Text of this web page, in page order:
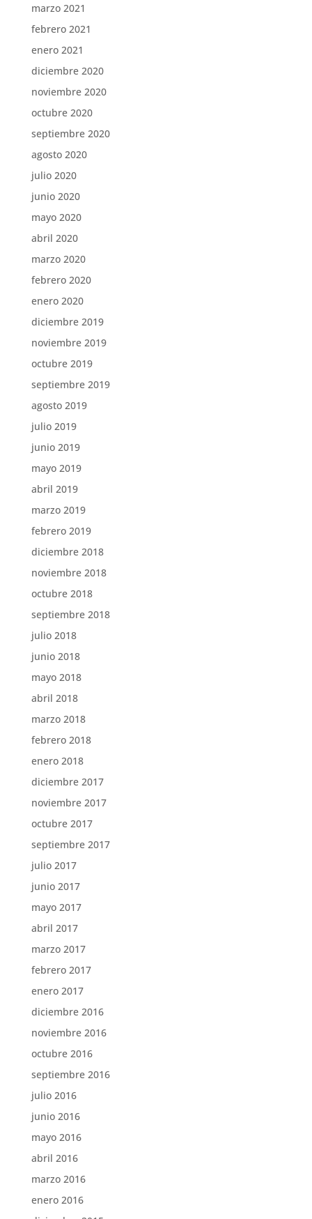
marzo 2021
febrero 2021
enero 2021
diciembre 2020
noviembre 2020
octubre 2020
septiembre 2020
agosto 2020
julio 2020
junio 2020
mayo 2020
abril 2020
marzo 2020
febrero 2020
enero 2020
diciembre 2019
noviembre 2019
octubre 2019
septiembre 2019
agosto 2019
julio 2019
junio 2019
mayo 2019
abril 2019
marzo 2019
febrero 2019
diciembre 2018
noviembre 2018
octubre 2018
septiembre 2018
julio 2018
junio 2018
mayo 2018
abril 2018
marzo 2018
febrero 2018
enero 2018
diciembre 2017
noviembre 2017
octubre 2017
septiembre 2017
julio 2017
junio 2017
mayo 2017
abril 2017
marzo 2017
febrero 2017
enero 2017
diciembre 2016
noviembre 2016
octubre 2016
septiembre 2016
julio 2016
junio 2016
mayo 2016
abril 2016
marzo 2016
enero 2016